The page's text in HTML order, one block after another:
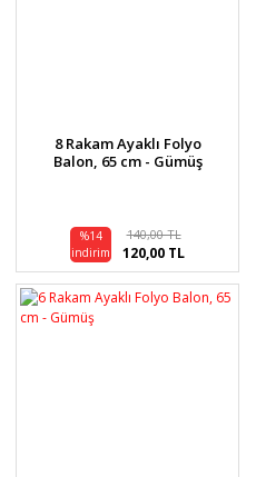
8 Rakam Ayaklı Folyo
Balon, 65 cm - Gümüş
%14
indirim
140,00 TL
120,00 TL